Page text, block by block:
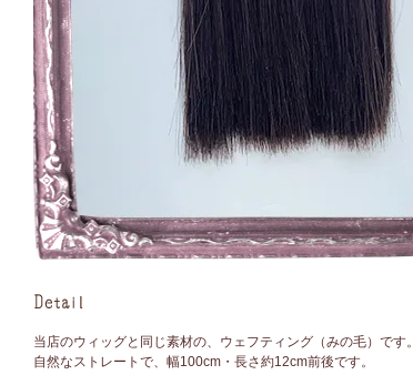
当店のウィッグと同じ素材の、ウェフティング（みの毛）です。
自然なストレートで、幅100cm・長さ約12cm前後です。